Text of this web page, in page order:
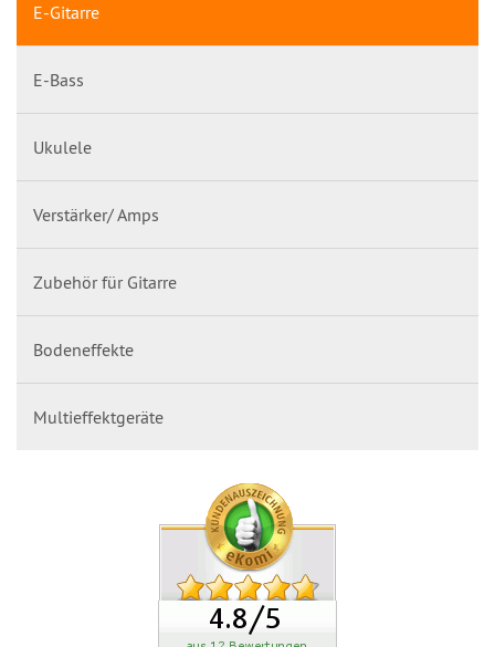
E-Gitarre
E-Bass
Ukulele
Verstärker/ Amps
Zubehör für Gitarre
Bodeneffekte
Multieffektgeräte